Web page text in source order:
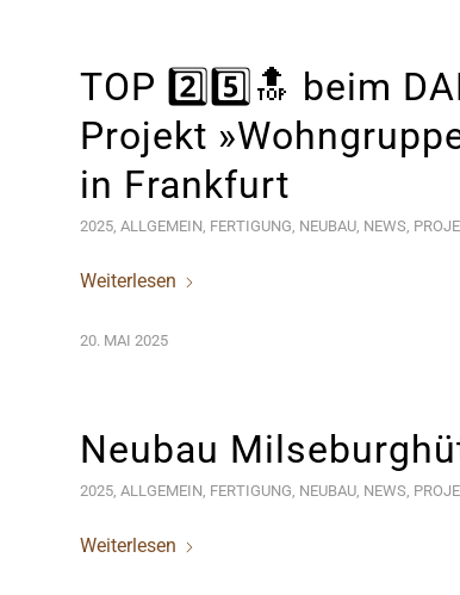
TOP 2️⃣5️⃣🔝 beim
Projekt
in Frankfurt
2025, ALLGEMEIN, FERTIGUNG, NEUBAU, NEWS,
Weiterlesen
20. MAI 2025
Neubau
2025, ALLGEMEIN, FERTIGUNG, NEUBAU, NEWS,
Weiterlesen